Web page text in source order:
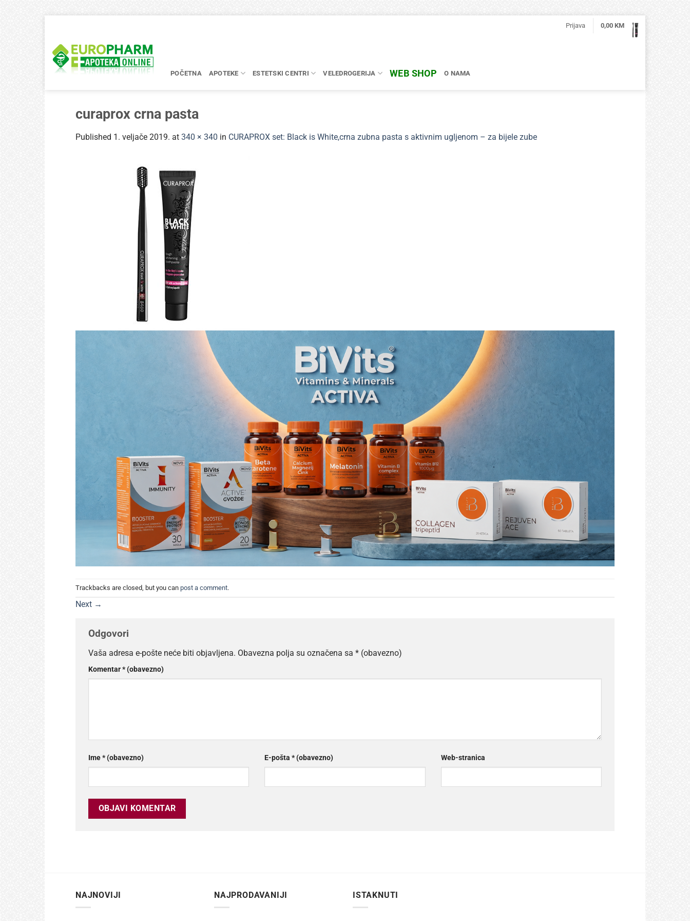
content
Prijava 0,00 KM
POČETNA APOTEKE ESTETSKI CENTRI VELEDROGERIJA WEB SHOP O NAMA
curaprox crna pasta
Published 1. veljače 2019. at 340 × 340 in CURAPROX set: Black is White,crna zubna pasta s aktivnim ugljenom – za bijele zube
Trackbacks are closed, but you can post a comment.
Next →
Odgovori
Vaša adresa e-pošte neće biti objavljena. Obavezna polja su označena sa * (obavezno)
Komentar* (obavezno)
Ime* (obavezno) E-pošta* (obavezno) Web-stranica
NAJNOVIJI NAJPRODAVANIJI ISTAKNUTI